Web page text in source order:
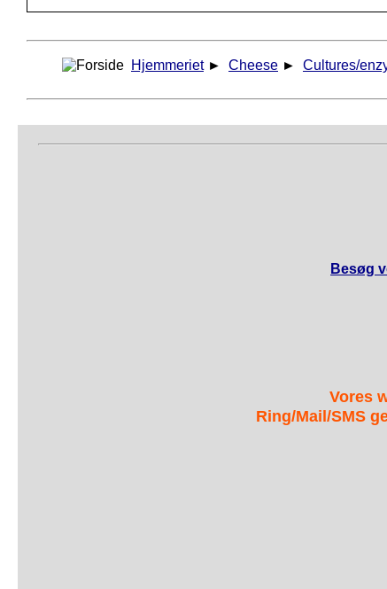
Hjemmeriet ► Cheese ► Cultures/
Besøg
Vores
Ring/Mail/SMS